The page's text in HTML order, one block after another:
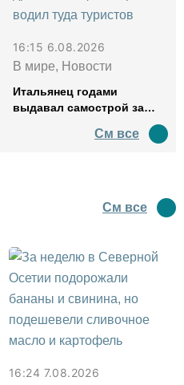
16:15 6.08.2026
В мире, Новости
Итальянец годами
выдавал самострой за
водил туда туристов
См все
См все
16:24 7.08.2026